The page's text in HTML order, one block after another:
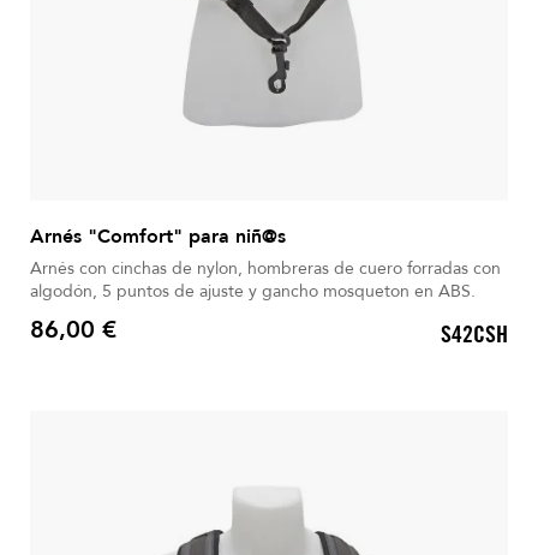
Arnés "Comfort" para niñ@s
Arnés con cinchas de nylon, hombreras de cuero forradas con
algodón, 5 puntos de ajuste y gancho mosqueton en ABS.
Precio
86,00 € S42CSH